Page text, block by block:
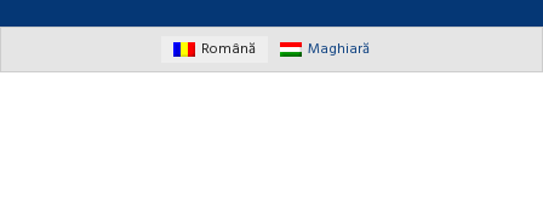
Română Maghiară